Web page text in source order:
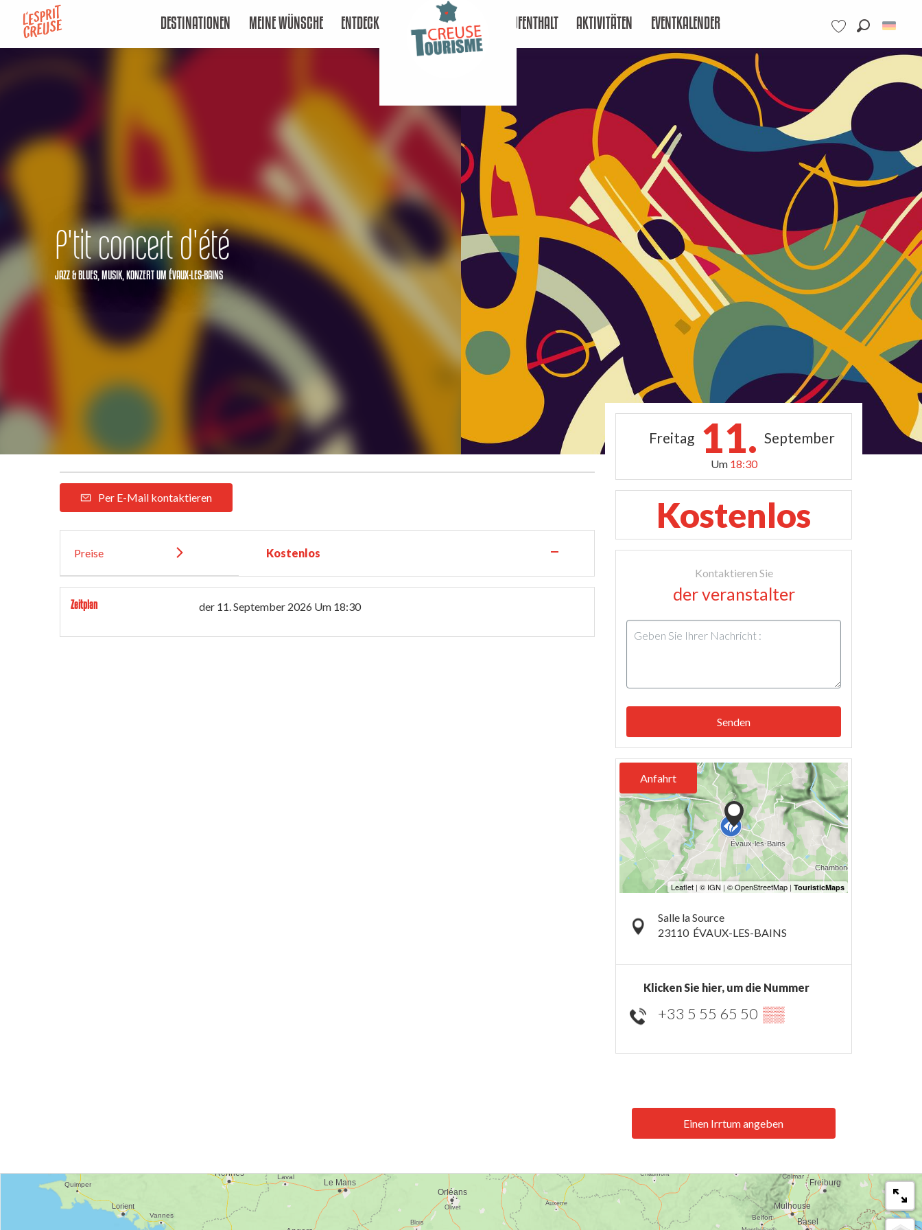
contenu
Voir les favoris
DESTINATIONEN MEINE WÜNSCHE ENTDECKEN AUFENTHALT AKTIVITÄTEN EVENTKALENDER
P'tit concert d'été
JAZZ & BLUES, MUSIK, KONZERTUM ÉVAUX-LES-BAINS
Per E-Mail kontaktieren
Preise Kostenlos —
Zeitplan der 11. September 2026 Um 18:30
Freitag 11. September
Um 18:30
Kostenlos
Kontaktieren Sie
der veranstalter
Senden
Anfahrt
Salle la Source
23110 ÉVAUX-LES-BAINS
Klicken Sie hier, um die Nummer
+33 5 55 65 50 ▒▒
Einen Irrtum angeben